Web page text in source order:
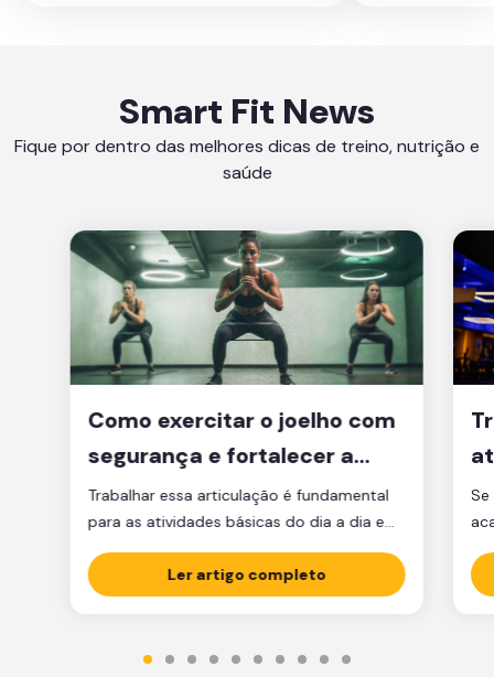
Smart Fit News
Fique por dentro das melhores dicas de treino, nutrição e
saúde
Como exercitar o joelho com
segurança e fortalecer a
articulação
Trabalhar essa articulação é fundamental
para as atividades básicas do dia a dia e
manter a qualidade de vida.
Ler artigo completo